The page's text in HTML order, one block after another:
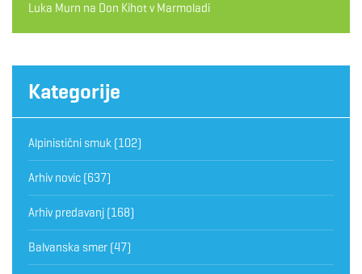
Luka Murn na Don Kihot v Marmoladi
Kategorije
Alpinistični smuk (102)
Arhiv novic (637)
Arhiv predavanj (168)
Balvanska smer (47)